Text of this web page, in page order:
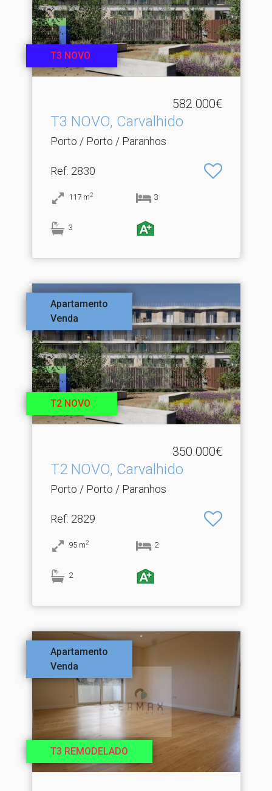
T3 NOVO
582.000€
T3 NOVO, Carvalhido
Porto / Porto / Paranhos
Ref: 2830
117 m2 3
3
Apartamento
Venda
T2 NOVO
350.000€
T2 NOVO, Carvalhido
Porto / Porto / Paranhos
Ref: 2829
95 m2 2
2
Apartamento
Venda
T3 REMODELADO